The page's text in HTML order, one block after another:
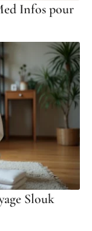
Infos pour
Slouk